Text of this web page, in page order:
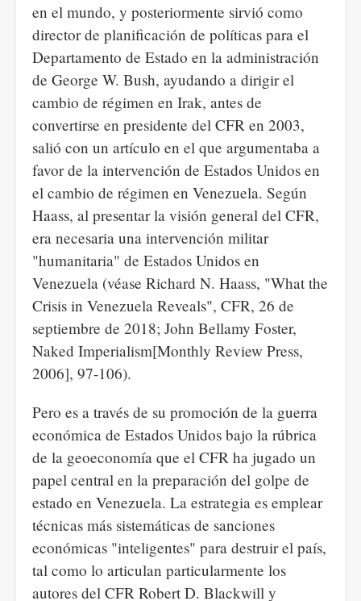
en el mundo, y posteriormente sirvió como
director de planificación de políticas para el
Departamento de Estado en la administración
de George W. Bush, ayudando a dirigir el
cambio de régimen en Irak, antes de
convertirse en presidente del CFR en 2003,
salió con un artículo en el que argumentaba a
favor de la intervención de Estados Unidos en
el cambio de régimen en Venezuela. Según
Haass, al presentar la visión general del CFR,
era necesaria una intervención militar
"humanitaria" de Estados Unidos en
Venezuela (véase Richard N. Haass, "What the
Crisis in Venezuela Reveals", CFR, 26 de
septiembre de 2018; John Bellamy Foster,
Naked Imperialism[Monthly Review Press,
2006], 97-106).
Pero es a través de su promoción de la guerra
económica de Estados Unidos bajo la rúbrica
de la geoeconomía que el CFR ha jugado un
papel central en la preparación del golpe de
estado en Venezuela. La estrategia es emplear
técnicas más sistemáticas de sanciones
económicas "inteligentes" para destruir el país,
tal como lo articulan particularmente los
autores del CFR Robert D. Blackwill y